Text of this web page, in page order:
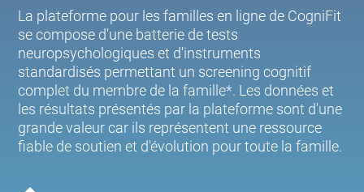
La plateforme pour les familles en ligne de CogniFit
se compose d'une batterie de tests
neuropsychologiques et d'instruments
standardisés permettant un screening cognitif
complet du membre de la famille*. Les données et
les résultats présentés par la plateforme sont d'une
grande valeur car ils représentent une ressource
fiable de soutien et d'évolution pour toute la famille.